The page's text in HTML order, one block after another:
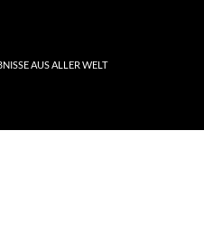
AUS ALLER WELT